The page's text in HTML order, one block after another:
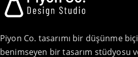
Piyon Co. tasarımı bir düşünme
benimseyen bir tasarım stüdyosu